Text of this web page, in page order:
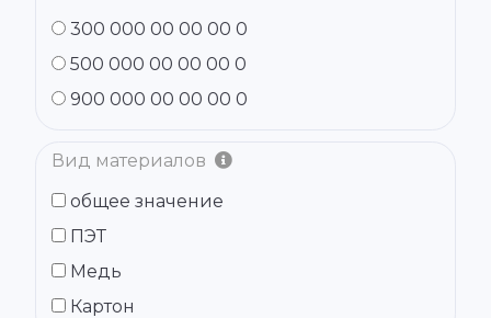
300 000 00 00 00 0
500 000 00 00 00 0
900 000 00 00 00 0
Вид материалов
общее значение
ПЭТ
Медь
Картон